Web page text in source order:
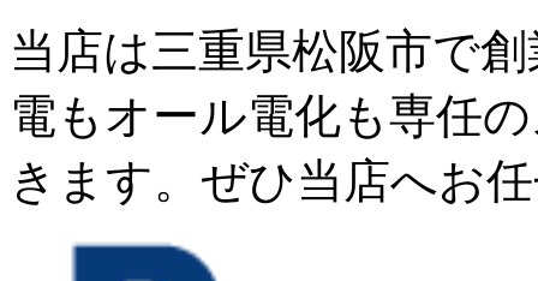
当店は三重県松阪市で
電もオール電化も専任
きます。ぜひ当店へお